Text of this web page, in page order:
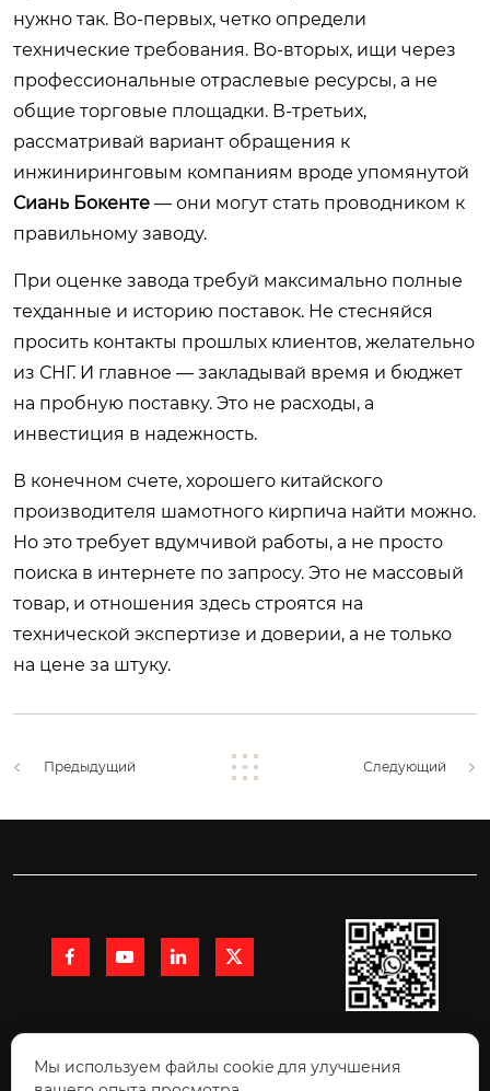
нужно так. Во-первых, четко определи
технические требования. Во-вторых, ищи через
профессиональные отраслевые ресурсы, а не
общие торговые площадки. В-третьих,
рассматривай вариант обращения к
инжиниринговым компаниям вроде упомянутой
Сиань Бокенте — они могут стать проводником к
правильному заводу.
При оценке завода требуй максимально полные
техданные и историю поставок. Не стесняйся
просить контакты прошлых клиентов, желательно
из СНГ. И главное — закладывай время и бюджет
на пробную поставку. Это не расходы, а
инвестиция в надежность.
В конечном счете, хорошего китайского
производителя шамотного кирпича найти можно.
Но это требует вдумчивой работы, а не просто
поиска в интернете по запросу. Это не массовый
товар, и отношения здесь строятся на
технической экспертизе и доверии, а не только
на цене за штуку.
Предыдущий Следующий
   
 +86 15991710216
Мы используем файлы cookie для улучшения